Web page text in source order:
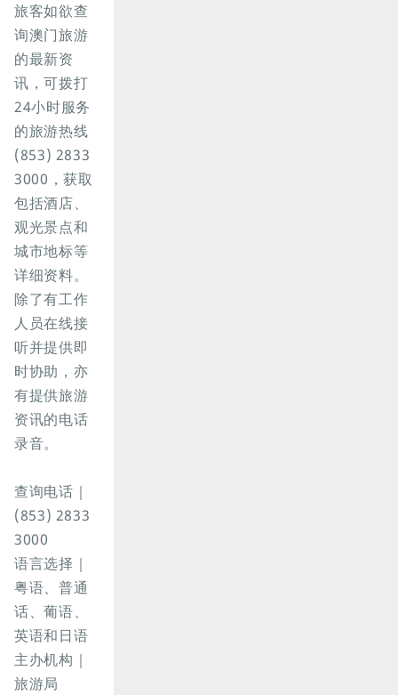
旅客如欲查
询澳门旅游
的最新资
讯，可拨打
24小时服务
的旅游热线
(853) 2833
3000，获取
包括酒店、
观光景点和
城市地标等
详细资料。
除了有工作
人员在线接
听并提供即
时协助，亦
有提供旅游
资讯的电话
录音。
查询电话｜
(853) 2833
3000
语言选择｜
粤语、普通
话、葡语、
英语和日语
主办机构｜
旅游局